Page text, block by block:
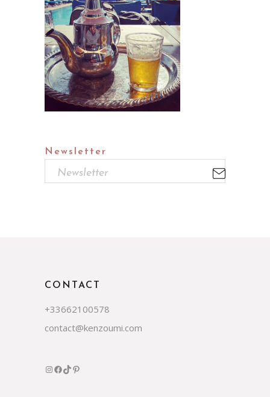
Newsletter
CONTACT
+33662100578
contact@kenzoumi.com
Instagram
Facebook
TikTokPinterest